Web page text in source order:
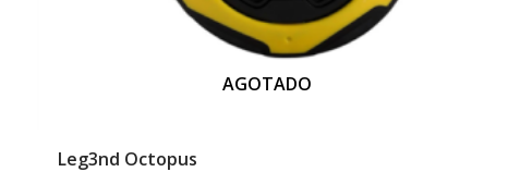
AGOTADO
Leg3nd Octopus